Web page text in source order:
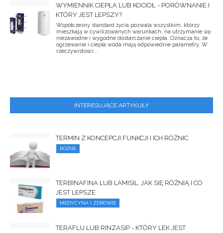
WYMIENNIK CIEPŁA LUB KOCIOŁ - PORÓWNANIE I
KTÓRY JEST LEPSZY?
Współczesny standard życia pozwala wszystkim, którzy
mieszkają w cywilizowanych warunkach, na utrzymanie się
niezawodne i wygodne dostarczanie ciepła. Oznacza to, że
ogrzewanie i ciepła woda mają odpowiednie parametry. W
rzeczywistości...
INTERESUJĄCE ARTYKUŁY
TERMIN Z KONCEPCJI FUNKCJI I ICH RÓŻNIC
RÓŻNE
TERBINAFINA LUB LAMISIL, JAK SIĘ RÓŻNIĄ I CO
JEST LEPSZE
MEDYCYNA I ZDROWIE
TERAFLU LUB RINZASIP - KTÓRY LEK JEST